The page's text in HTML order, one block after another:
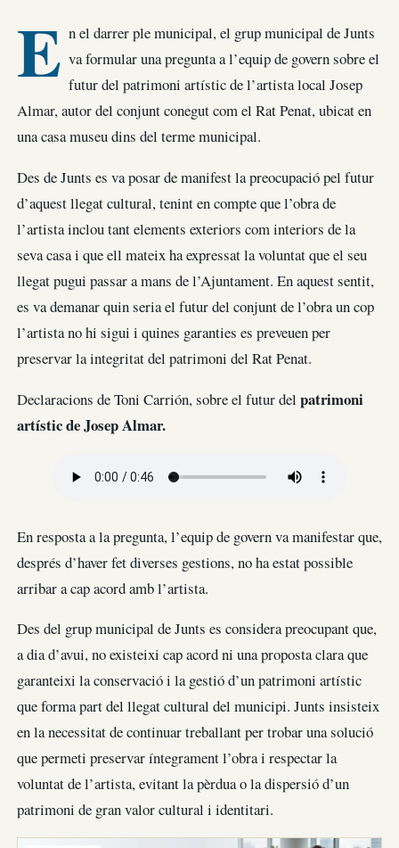
E n el darrer ple municipal, el grup municipal de Junts
va formular una pregunta a l’equip de govern sobre el
futur del patrimoni artístic de l’artista local Josep
Almar, autor del conjunt conegut com el Rat Penat, ubicat en
una casa museu dins del terme municipal.
Des de Junts es va posar de manifest la preocupació pel futur
d’aquest llegat cultural, tenint en compte que l’obra de
l’artista inclou tant elements exteriors com interiors de la
seva casa i que ell mateix ha expressat la voluntat que el seu
llegat pugui passar a mans de l’Ajuntament. En aquest sentit,
es va demanar quin seria el futur del conjunt de l’obra un cop
l’artista no hi sigui i quines garanties es preveuen per
preservar la integritat del patrimoni del Rat Penat.
Declaracions de Toni Carrión, sobre el futur del patrimoni
artístic de Josep Almar.
En resposta a la pregunta, l’equip de govern va manifestar que,
després d’haver fet diverses gestions, no ha estat possible
arribar a cap acord amb l’artista.
Des del grup municipal de Junts es considera preocupant que,
a dia d’avui, no existeixi cap acord ni una proposta clara que
garanteixi la conservació i la gestió d’un patrimoni artístic
que forma part del llegat cultural del municipi. Junts insisteix
en la necessitat de continuar treballant per trobar una solució
que permeti preservar íntegrament l’obra i respectar la
voluntat de l’artista, evitant la pèrdua o la dispersió d’un
patrimoni de gran valor cultural i identitari.